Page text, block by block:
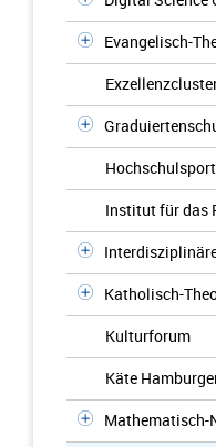
Evangelisch-
Institut für das
Katholisch-
Kulturforum
Käte